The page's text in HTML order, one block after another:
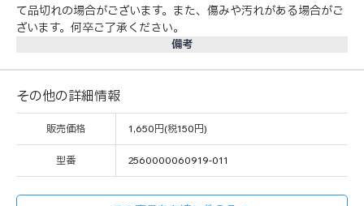
て品切れの場合がございます。また、傷みや汚れがある場合がご
ざいます。何卒ご了承ください。
備考
その他の詳細情報
販売価格 1,650円(税150円)
型番 2560000060919-011